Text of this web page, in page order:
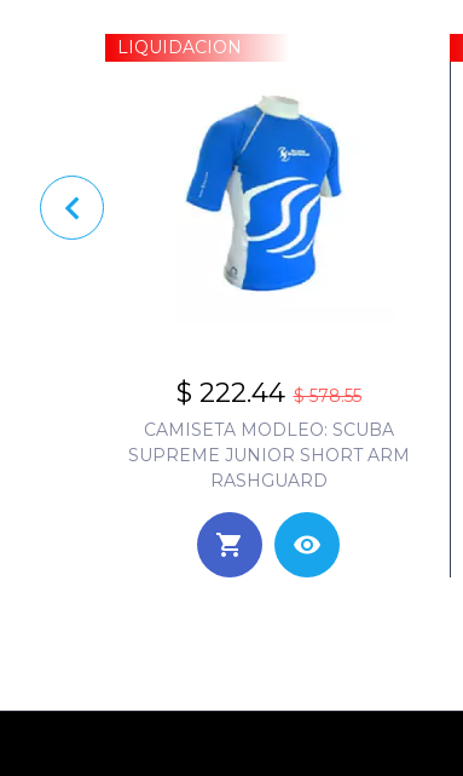
LIQUIDACION
$ 222.44 $ 578.55
CAMISETA MODLEO: SCUBA
SUPREME JUNIOR SHORT ARM
RASHGUARD